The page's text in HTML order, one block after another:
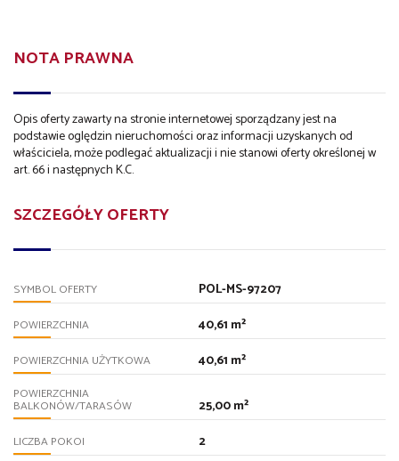
NOTA PRAWNA
Opis oferty zawarty na stronie internetowej sporządzany jest na
podstawie oględzin nieruchomości oraz informacji uzyskanych od
właściciela, może podlegać aktualizacji i nie stanowi oferty określonej w
art. 66 i następnych K.C.
SZCZEGÓŁY OFERTY
SYMBOL OFERTY POL-MS-97207
POWIERZCHNIA 40,61 m²
POWIERZCHNIA UŻYTKOWA 40,61 m²
POWIERZCHNIA
BALKONÓW/TARASÓW 25,00 m²
LICZBA POKOI 2